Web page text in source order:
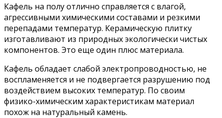
Кафель на полу отлично справляется с влагой,
агрессивными химическими составами и резкими
перепадами температур. Керамическую плитку
изготавливают из природных экологически чистых
компонентов. Это еще один плюс материала.
Кафель обладает слабой электропроводностью, не
воспламеняется и не подвергается разрушению под
воздействием высоких температур. По своим
физико-химическим характеристикам материал
похож на натуральный камень.